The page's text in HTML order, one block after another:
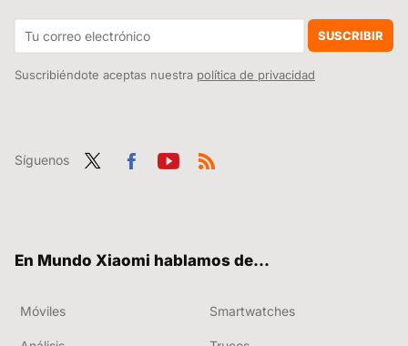
SUSCRIBIR
Suscribiéndote aceptas nuestra política de privacidad
Síguenos
En Mundo Xiaomi hablamos de...
Móviles Smartwatches